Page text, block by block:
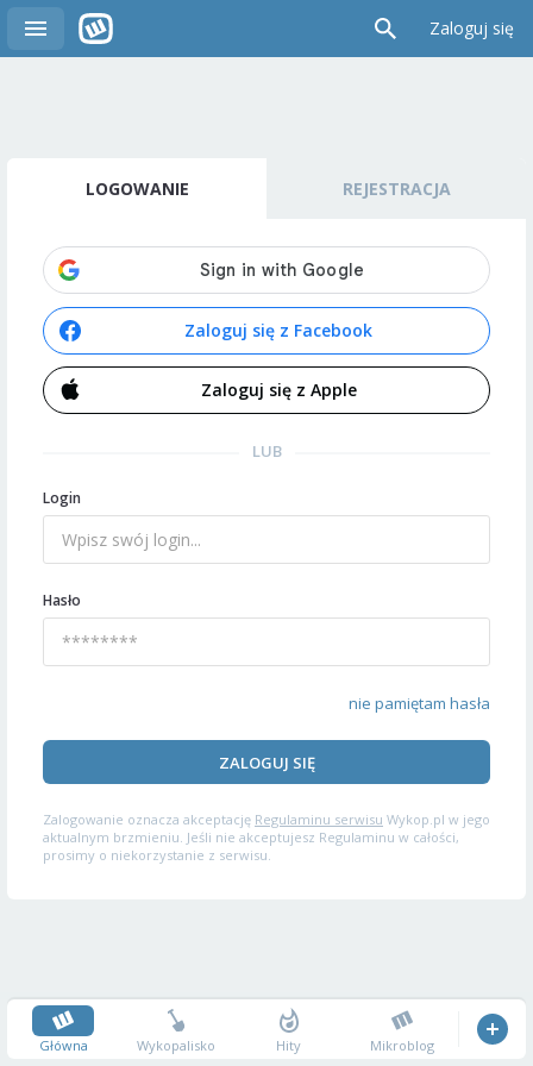
Zaloguj się
LOGOWANIE REJESTRACJA
Zaloguj się z Facebook
Zaloguj się z Apple
LUB
Login
Hasło
nie pamiętam hasła
ZALOGUJ SIĘ
Zalogowanie oznacza akceptację Regulaminu serwisu Wykop.pl w jego
aktualnym brzmieniu. Jeśli nie akceptujesz Regulaminu w całości,
prosimy o niekorzystanie z serwisu.
Główna Wykopalisko Hity Mikroblog